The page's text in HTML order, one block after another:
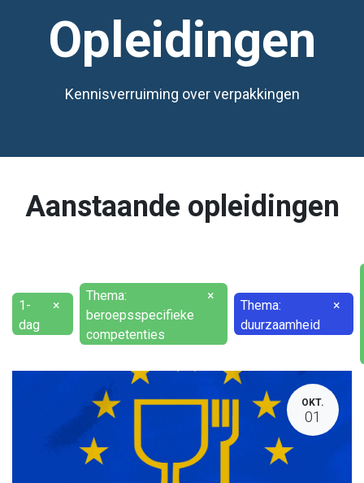
Opleidingen
Kennisverruiming over verpakkingen
Aanstaande opleidingen
1-
dag
×
Thema:
beroepsspecifieke
competenties
×
Thema:
duurzaamheid
×
OKT.
01